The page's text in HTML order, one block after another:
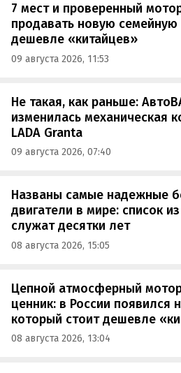
7 мест и проверенный
продавать новую семейную
дешевле «китайцев»
09 августа 2026, 11:53
Не такая, как раньше:
изменилась механическая
LADA Granta
09 августа 2026, 07:40
Названы самые надежные
двигатели в мире: список
служат десятки лет
08 августа 2026, 15:05
Цепной атмосферный
ценник: в России появился
который стоит дешевле
08 августа 2026, 13:04